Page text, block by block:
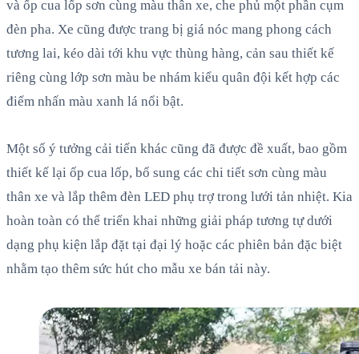
và ốp cua lốp sơn cùng màu thân xe, che phủ một phần cụm
đèn pha. Xe cũng được trang bị giá nóc mang phong cách
tương lai, kéo dài tới khu vực thùng hàng, cản sau thiết kế
riêng cùng lớp sơn màu be nhám kiểu quân đội kết hợp các
điểm nhấn màu xanh lá nổi bật.
Một số ý tưởng cải tiến khác cũng đã được đề xuất, bao gồm
thiết kế lại ốp cua lốp, bổ sung các chi tiết sơn cùng màu
thân xe và lắp thêm đèn LED phụ trợ trong lưới tản nhiệt. Kia
hoàn toàn có thể triển khai những giải pháp tương tự dưới
dạng phụ kiện lắp đặt tại đại lý hoặc các phiên bản đặc biệt
nhằm tạo thêm sức hút cho mẫu xe bán tải này.